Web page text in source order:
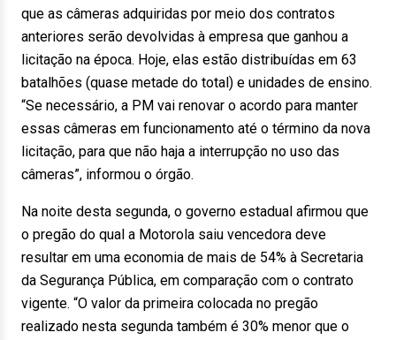
que as câmeras adquiridas por meio dos contratos
anteriores serão devolvidas à empresa que ganhou a
licitação na época. Hoje, elas estão distribuídas em 63
batalhões (quase metade do total) e unidades de ensino.
“Se necessário, a PM vai renovar o acordo para manter
essas câmeras em funcionamento até o término da nova
licitação, para que não haja a interrupção no uso das
câmeras”, informou o órgão.
Na noite desta segunda, o governo estadual afirmou que
o pregão do qual a Motorola saiu vencedora deve
resultar em uma economia de mais de 54% à Secretaria
da Segurança Pública, em comparação com o contrato
vigente. “O valor da primeira colocada no pregão
realizado nesta segunda também é 30% menor que o